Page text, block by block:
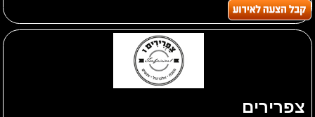
צפרירים